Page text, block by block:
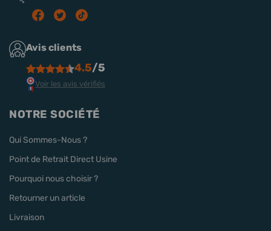
Avis clients
4.5/5
Voir les avis vérifiés
NOTRE SOCIÉTÉ
Qui Sommes-Nous ?
Point de Retrait Direct Usine
Pourquoi nous choisir ?
Retourner un article
Livraison